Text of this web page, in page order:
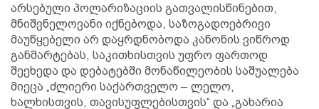
არსებული პოლარიზაციის გათვალისწინებით,
მნიშვნელოვანი იქნებოდა, საზოგადოებრივი
მაუწყებელი არ დაყრდნობოდა კანონის ვიწროდ
განმარტებას, საკითხისთვის უფრო ფართოდ
შეეხედა და დებატებში მონაწილეობის საშუალება
მიეცა „ძლიერი საქართველო – ლელო,
ხალხისთვის, თავისუფლებისთვის“ და „გახარია